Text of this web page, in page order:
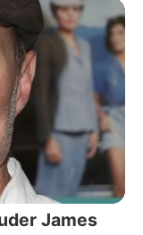
James